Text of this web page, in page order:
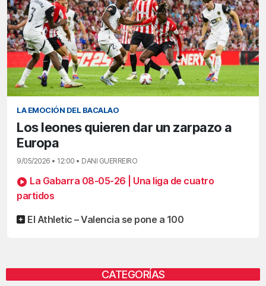
LA EMOCIÓN DEL BACALAO
Los leones quieren dar un zarpazo a
Europa
9/05/2026 • 12:00 • DANI GUERREIRO
La Gabarra 08-05-26 | Una liga de cuatro
partidos
El Athletic – Valencia se pone a 100
CATEGORÍAS